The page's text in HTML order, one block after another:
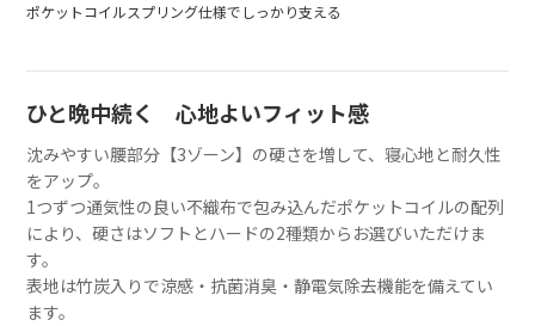
ポケットコイルスプリング仕様でしっかり支える
ひと晩中続く 心地よいフィット感
沈みやすい腰部分【3ゾーン】の硬さを増して、寝心地と耐久性
をアップ。
1つずつ通気性の良い不織布で包み込んだポケットコイルの配列
により、硬さはソフトとハードの2種類からお選びいただけま
す。
表地は竹炭入りで涼感・抗菌消臭・静電気除去機能を備えてい
ます。